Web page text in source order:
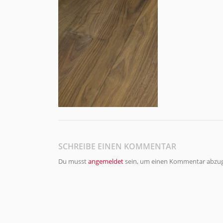
SCHREIBE EINEN KOMMENTAR
Du musstangemeldetsein, um einen Kommentar